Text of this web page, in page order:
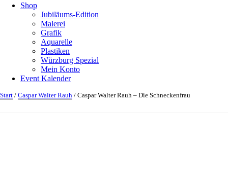
Shop
Jubiläums-Edition
Malerei
Grafik
Aquarelle
Plastiken
Würzburg Spezial
Mein Konto
Event Kalender
Start / Caspar Walter Rauh / Caspar Walter Rauh – Die Schneckenfrau